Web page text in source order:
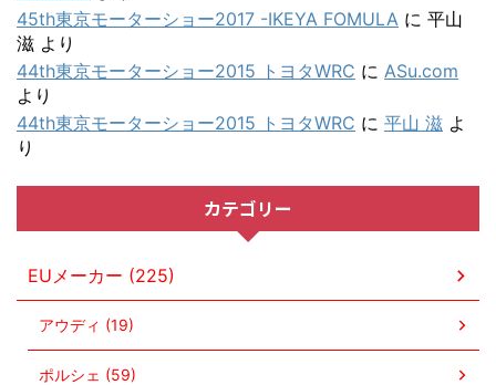
45th東京モーターショー2017 -IKEYA FOMULA に 平山
滋 より
44th東京モーターショー2015 トヨタWRC に ASu.com
より
44th東京モーターショー2015 トヨタWRC に 平山 滋 よ
り
カテゴリー
EUメーカー (225)
アウディ (19)
ポルシェ (59)